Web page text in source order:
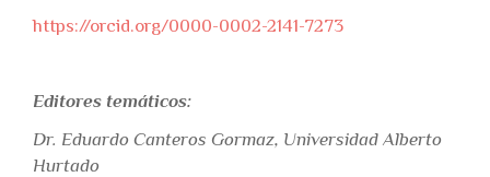
https://orcid.org/0000-0002-2141-7273
Editores temáticos:
Dr. Eduardo Canteros Gormaz, Universidad Alberto
Hurtado